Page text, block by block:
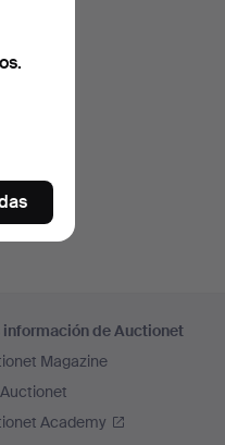
información de Auctionet
Magazine
Academy